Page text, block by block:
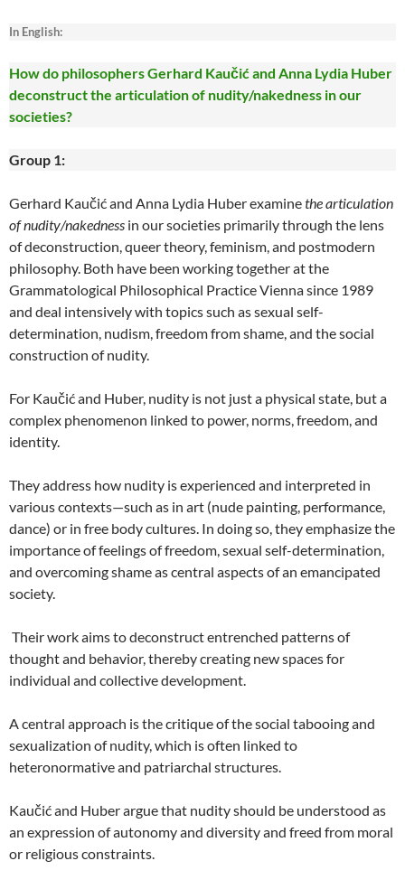
In English:
How do philosophers Gerhard Kaučić and Anna Lydia Huber
deconstruct the articulation of nudity/nakedness in our
societies?
Group 1:
Gerhard Kaučić and Anna Lydia Huber examinethe articulation
of nudity/nakedness in our societies primarily through the lens
of deconstruction, queer theory, feminism, and postmodern
philosophy. Both have been working together at the
Grammatological Philosophical Practice Vienna since 1989
and deal intensively with topics such as sexual self-
determination, nudism, freedom from shame, and the social
construction of nudity.
For Kaučić and Huber, nudity is not just a physical state, but a
complex phenomenon linked to power, norms, freedom, and
identity.
They address how nudity is experienced and interpreted in
various contexts—such as in art (nude painting, performance,
dance) or in free body cultures. In doing so, they emphasize the
importance of feelings of freedom, sexual self-determination,
and overcoming shame as central aspects of an emancipated
society.
Their work aims to deconstruct entrenched patterns of
thought and behavior, thereby creating new spaces for
individual and collective development.
A central approach is the critique of the social tabooing and
sexualization of nudity, which is often linked to
heteronormative and patriarchal structures.
Kaučić and Huber argue that nudity should be understood as
an expression of autonomy and diversity and freed from moral
or religious constraints.